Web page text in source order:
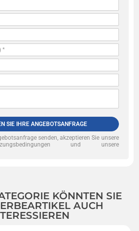
SIE IHRE ANGEBOTSANFRAGE
senden, akzeptieren Sie unsere
und unsere
KÖNNTEN SIE
AUCH